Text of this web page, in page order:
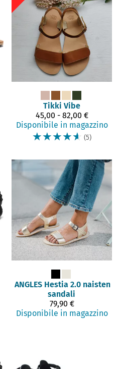
Tikki Vibe
45,00 - 82,00 €
Disponibile in magazzino
☆☆☆☆☆ (5)
ANGLES Hestia 2.0 naisten
sandali
79,90 €
Disponibile in magazzino